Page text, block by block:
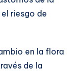
riesgo de
en la flora
de la